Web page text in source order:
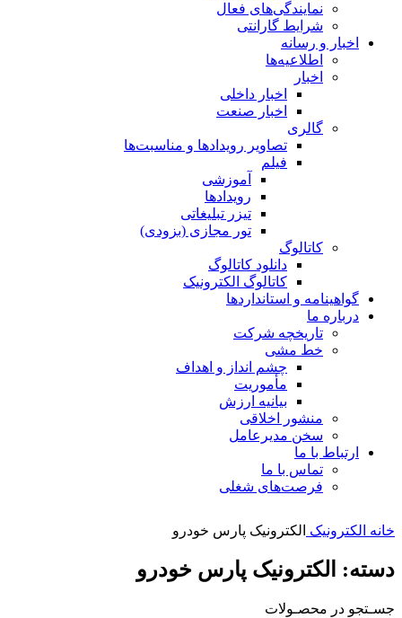
نمایندگی‌های فعال
شرایط گارانتی
اخبار و رسانه
اطلاعیه‌ها
اخبار
اخبار داخلی
اخبار صنعت
گالری
تصاویر رویدادها و مناسبت‌ها
فیلم
آموزشی
رویدادها
تیزر تبلیغاتی
تور مجازی (بزودی)
کاتالوگ
دانلود کاتالوگ
کاتالوگ الکترونیک
گواهینامه و استانداردها
درباره ما
تاریخچه شرکت
خط مشی
چشم انداز و اهداف
مأموریت
بیانیه ارزش
منشور اخلاقی
سخن مدیرعامل
ارتباط با ما
تماس با ما
فرصت‌های شغلی
خانه الکترونیک الکترونیک پارس خودرو
دسته: الکترونیک پارس خودرو
جسـتجو در محصـولات